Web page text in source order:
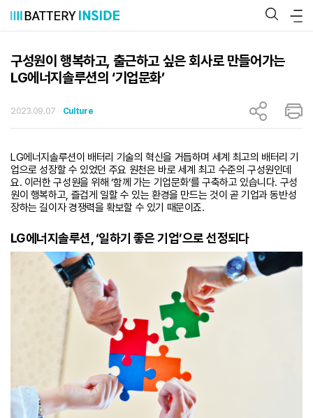
츠
구성원이 행복하고, 출근하고 싶은 회사로 만들어가는
LG에너지솔루션의 ‘기업문화’
2023.09.07 Culture
LG에너지솔루션이 배터리 기술의 혁신을 거듭하며 세계 최고의 배터리 기
업으로 성장할 수 있었던 주요 원천은 바로 세계 최고 수준의 구성원인데
요. 이러한 구성원을 위해 ‘함께 가는 기업문화’를 구축하고 있습니다. 구성
원이 행복하고, 즐겁게 일할 수 있는 환경을 만드는 것이 곧 기업과 동반성
장하는 길이자 경쟁력을 확보할 수 있기 때문이죠.
LG에너지솔루션, ‘일하기 좋은 기업’으로 선정되다